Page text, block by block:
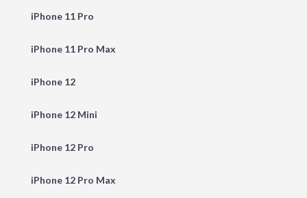
iPhone 11 Pro
iPhone 11 Pro Max
iPhone 12
iPhone 12 Mini
iPhone 12 Pro
iPhone 12 Pro Max